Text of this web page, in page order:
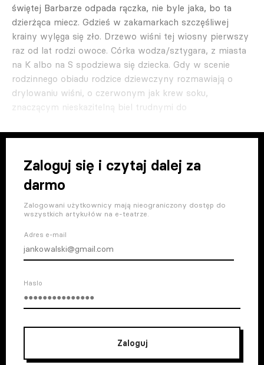
świętej Barbarze odpada rączka, nie byle jaka, bo ta
dzierżąca miecz. Gdzieś w zakamarkach szczęśliwej
krainy wylęga się zło. Drzewo wiśni tej wiosny pierwszy
raz od lat rodzi owoce. Córka wodza/sztygara, z miasta
na K albo na S spodziewa się dziecka. Gdy w scenie
rodzinnego obiadu rodzice dziewczyny rozmawiają o
drylowaniu wiśni, o czerwonym jak krew soku,
znaczącym nieskazitelną biel trudnymi do
Zaloguj się i czytaj dalej za
darmo
Zalogowani użytkownicy mają nieograniczony dostęp do
wszystkich artykułów na e-teatrze.
Adres e-mail
Haslo
Zaloguj